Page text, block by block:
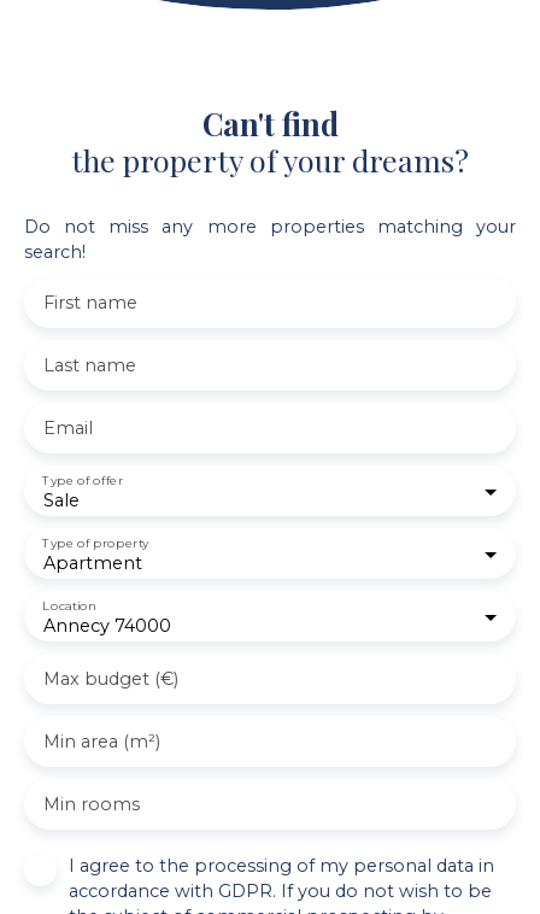
Can't find
the property of your dreams?
Do not miss any more properties matching your
search!
First name
Last name
Email
Sale
Type of offer
Apartment
Type of property
Annecy 74000
Location
Max budget (€)
Min area (m²)
Min rooms
I agree to the processing of my personal data in
accordance with GDPR. If you do not wish to be